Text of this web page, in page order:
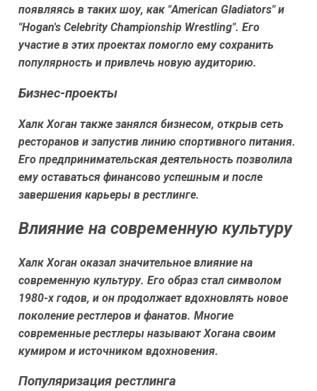
появляясь в таких шоу, как "American Gladiators" и
"Hogan's Celebrity Championship Wrestling". Его
участие в этих проектах помогло ему сохранить
популярность и привлечь новую аудиторию.
Бизнес-проекты
Халк Хоган также занялся бизнесом, открыв сеть
ресторанов и запустив линию спортивного питания.
Его предпринимательская деятельность позволила
ему оставаться финансово успешным и после
завершения карьеры в рестлинге.
Влияние на современную культуру
Халк Хоган оказал значительное влияние на
современную культуру. Его образ стал символом
1980-х годов, и он продолжает вдохновлять новое
поколение рестлеров и фанатов. Многие
современные рестлеры называют Хогана своим
кумиром и источником вдохновения.
Популяризация рестлинга